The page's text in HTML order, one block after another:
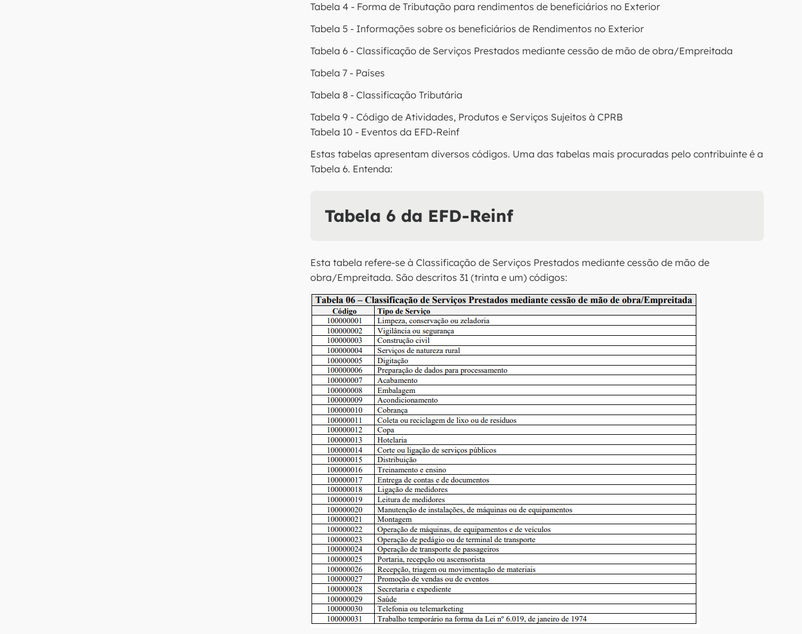
Tabela 4 - Forma de Tributação para rendimentos de beneficiários no Exterior
Tabela 5 - Informações sobre os beneficiários de Rendimentos no Exterior
Tabela 6 - Classificação de Serviços Prestados mediante cessão de mão de obra/Empreitada
Tabela 7 - Países
Tabela 8 - Classificação Tributária
Tabela 9 - Código de Atividades, Produtos e Serviços Sujeitos à CPRB
Tabela 10 - Eventos da EFD-Reinf
Estas tabelas apresentam diversos códigos. Uma das tabelas mais procuradas pelo contribuinte é a
Tabela 6. Entenda:
Tabela 6 da EFD-Reinf
Esta tabela refere-se à Classificação de Serviços Prestados mediante cessão de mão de
obra/Empreitada. São descritos 31 (trinta e um) códigos: